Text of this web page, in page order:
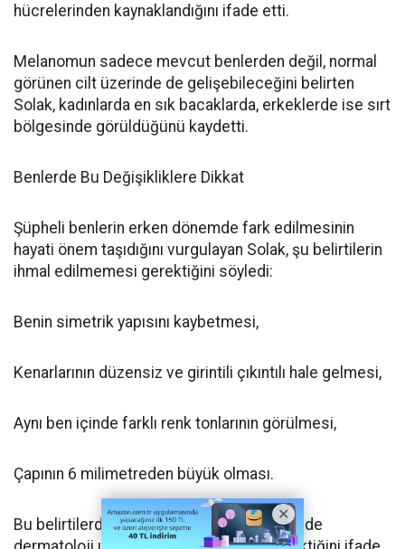
hücrelerinden kaynaklandığını ifade etti.
Melanomun sadece mevcut benlerden değil, normal
görünen cilt üzerinde de gelişebileceğini belirten
Solak, kadınlarda en sık bacaklarda, erkeklerde ise sırt
bölgesinde görüldüğünü kaydetti.
Benlerde Bu Değişikliklere Dikkat
Şüpheli benlerin erken dönemde fark edilmesinin
hayati önem taşıdığını vurgulayan Solak, şu belirtilerin
ihmal edilmemesi gerektiğini söyledi:
Benin simetrik yapısını kaybetmesi,
Kenarlarının düzensiz ve girintili çıkıntılı hale gelmesi,
Aynı ben içinde farklı renk tonlarının görülmesi,
Çapının 6 milimetreden büyük olması.
Bu belirtilerden birinin bile görülmesi halinde